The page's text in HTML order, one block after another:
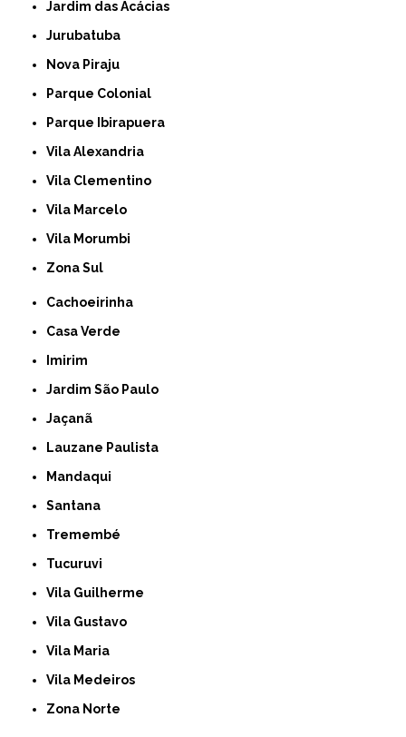
Jardim das Acácias
Jurubatuba
Nova Piraju
Parque Colonial
Parque Ibirapuera
Vila Alexandria
Vila Clementino
Vila Marcelo
Vila Morumbi
Zona Sul
Cachoeirinha
Casa Verde
Imirim
Jardim São Paulo
Jaçanã
Lauzane Paulista
Mandaqui
Santana
Tremembé
Tucuruvi
Vila Guilherme
Vila Gustavo
Vila Maria
Vila Medeiros
Zona Norte